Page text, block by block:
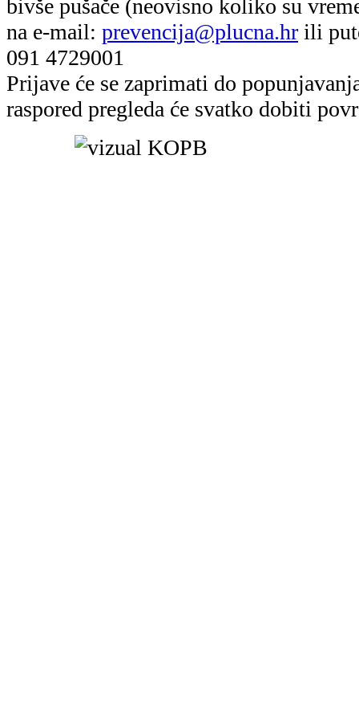
bivše pušače (neovisno koliko su
na e-mail: prevencija@plucna.hr ili
091 4729001
Prijave će se zaprimati do
raspored pregleda će svatko dobiti